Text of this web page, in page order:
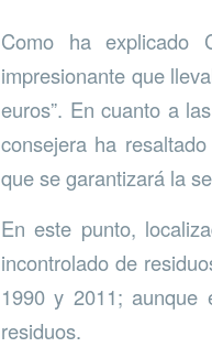
Como ha explicado
impresionante que
euros”. En cuanto a
consejera ha
que se garantizará la
En este punto,
incontrolado de
1990 y 2011; aunque
residuos.